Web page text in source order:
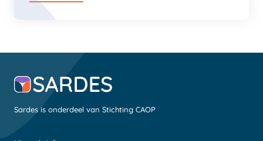
Sardes is onderdeel van Stichting CAOP